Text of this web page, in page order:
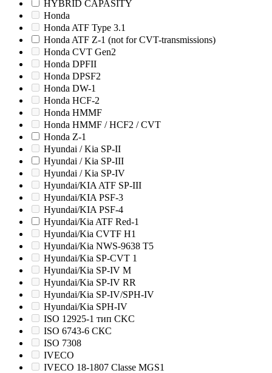
HYBRID CAPASITY
Honda
Honda ATF Type 3.1
Honda ATF Z-1 (not for CVT-transmissions)
Honda CVT Gen2
Honda DPFII
Honda DPSF2
Honda DW-1
Honda HCF-2
Honda HMMF
Honda HMMF / HCF2 / CVT
Honda Z-1
Hyundai / Kia SP-II
Hyundai / Kia SP-III
Hyundai / Kia SP-IV
Hyundai/KIA ATF SP-III
Hyundai/KIA PSF-3
Hyundai/KIA PSF-4
Hyundai/Kia ATF Red-1
Hyundai/Kia CVTF H1
Hyundai/Kia NWS-9638 T5
Hyundai/Kia SP-CVT 1
Hyundai/Kia SP-IV M
Hyundai/Kia SP-IV RR
Hyundai/Kia SP-IV/SPH-IV
Hyundai/Kia SPH-IV
ISO 12925-1 тип CKС
ISO 6743-6 СКС
ISO 7308
IVECO
IVECO 18-1807 Classe MGS1